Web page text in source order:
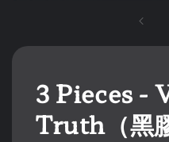
3 Pieces -
Truth（黑